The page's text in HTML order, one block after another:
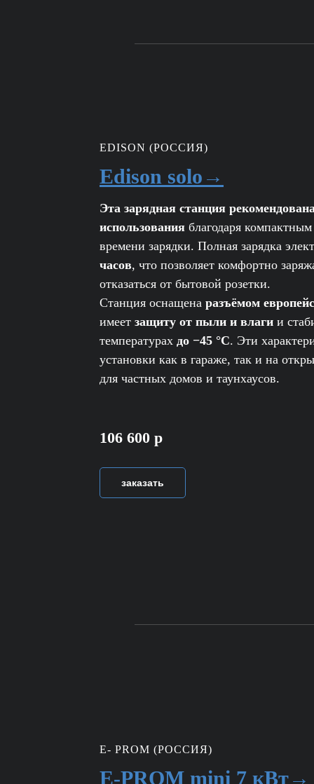
EDISON (РОССИЯ)
Edison solo →
Эта зарядная станция
использования благодаря
времени зарядки. Полная зарядка
часов, что позволяет комфортно
отказаться от бытовой розетки.
Станция оснащена разъёмом
имеет защиту от пыли и влаги и
температурах до −45 °C. Эти
установки как в гараже, так и на
для частных домов и таунхаусов.
106 600 р
заказать
E- PROM (РОССИЯ)
E-PROM mini 7 кВт→